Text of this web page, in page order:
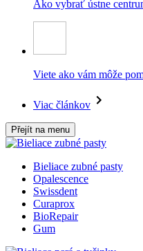
Ako vybrať ústne
Viete ako vám môže
Viac článkov
Přejít na menu
Bieliace zubné pasty
Opalescence
Swissdent
Curaprox
BioRepair
Gum